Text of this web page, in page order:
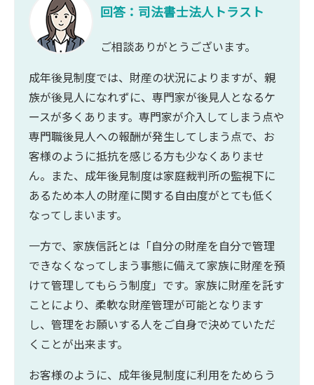
回答：司法書士法人トラスト
ご相談ありがとうございます。
成年後見制度では、財産の状況によりますが、親
族が後見人になれずに、専門家が後見人となるケ
ースが多くあります。専門家が介入してしまう点や
専門職後見人への報酬が発生してしまう点で、お
客様のように抵抗を感じる方も少なくありませ
ん。また、成年後見制度は家庭裁判所の監視下に
あるため本人の財産に関する自由度がとても低く
なってしまいます。
一方で、家族信託とは「自分の財産を自分で管理
できなくなってしまう事態に備えて家族に財産を預
けて管理してもらう制度」です。家族に財産を託す
ことにより、柔軟な財産管理が可能となります
し、管理をお願いする人をご自身で決めていただ
くことが出来ます。
お客様のように、成年後見制度に利用をためらう